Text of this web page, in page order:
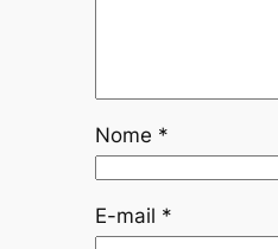
Nome *
E-mail *